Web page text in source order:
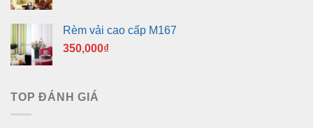
Rèm vải cao cấp M167
350,000₫
TOP ĐÁNH GIÁ